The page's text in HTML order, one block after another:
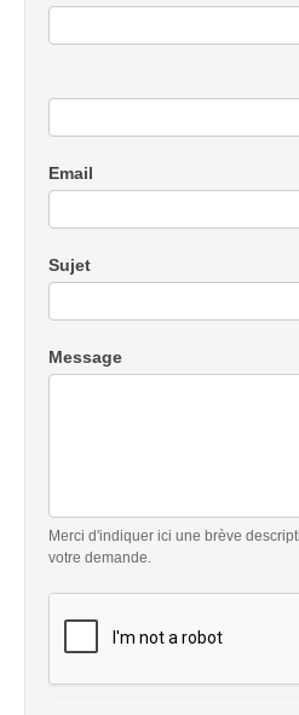
Email
Sujet
Message
Merci d'indiquer ici une brève
votre demande.